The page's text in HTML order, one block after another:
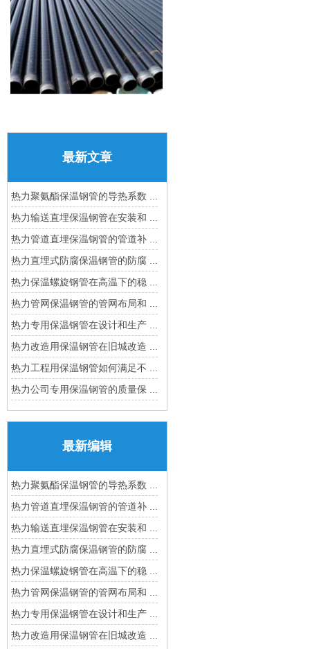
最新文章
热力聚氨酯保温钢管的导热系数 ...
热力输送直埋保温钢管在安装和 ...
热力管道直埋保温钢管的管道补 ...
热力直埋式防腐保温钢管的防腐 ...
热力保温螺旋钢管在高温下的稳 ...
热力管网保温钢管的管网布局和 ...
热力专用保温钢管在设计和生产 ...
热力改造用保温钢管在旧城改造 ...
热力工程用保温钢管如何满足不 ...
热力公司专用保温钢管的质量保 ...
最新编辑
热力聚氨酯保温钢管的导热系数 ...
热力管道直埋保温钢管的管道补 ...
热力输送直埋保温钢管在安装和 ...
热力直埋式防腐保温钢管的防腐 ...
热力保温螺旋钢管在高温下的稳 ...
热力管网保温钢管的管网布局和 ...
热力专用保温钢管在设计和生产 ...
热力改造用保温钢管在旧城改造 ...